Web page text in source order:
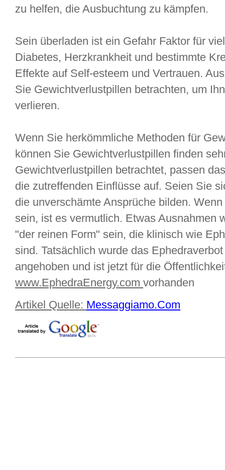
zu helfen, die Ausbuchtung zu kämpfen.
Sein überladen ist ein Gefahr Faktor für
Diabetes, Herzkrankheit und bestimmte
Effekte auf Self-esteem und Vertrauen.
Sie Gewichtverlustpillen betrachten, um
verlieren.
Wenn Sie herkömmliche Methoden für
können Sie Gewichtverlustpillen finden
Gewichtverlustpillen betrachtet, passen
die zutreffenden Einflüsse auf. Seien Sie
die unverschämte Ansprüche bilden.
sein, ist es vermutlich. Etwas Ausnahmen
"der reinen Form" sein, die klinisch wie
sind. Tatsächlich wurde das
angehoben und ist jetzt für die
www.EphedraEnergy.com vorhanden
Artikel Quelle: Messaggiamo.Com